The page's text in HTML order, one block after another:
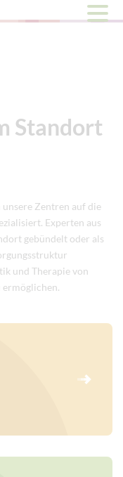
Standort
Zentren auf die
Experten aus
gebündelt oder als
und Therapie von
ermöglichen.